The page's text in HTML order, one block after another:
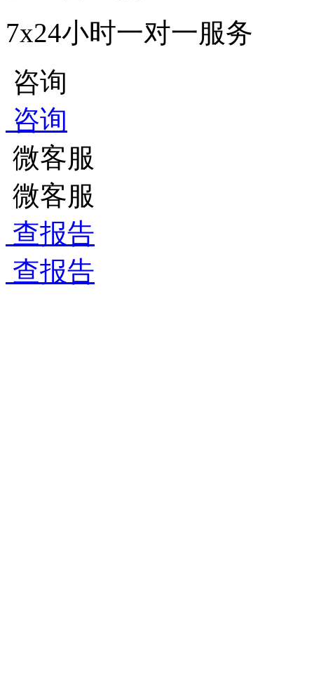
7x24小时一对一服务
咨询
咨询
微客服
微客服
查报告
查报告